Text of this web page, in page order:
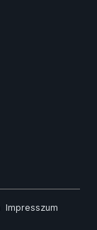
Impresszum